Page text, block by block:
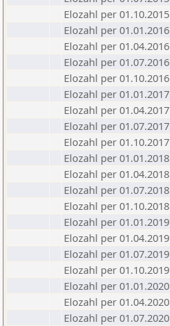
Elozahl per 01.10.2015
Elozahl per 01.01.2016
Elozahl per 01.04.2016
Elozahl per 01.07.2016
Elozahl per 01.10.2016
Elozahl per 01.01.2017
Elozahl per 01.04.2017
Elozahl per 01.07.2017
Elozahl per 01.10.2017
Elozahl per 01.01.2018
Elozahl per 01.04.2018
Elozahl per 01.07.2018
Elozahl per 01.10.2018
Elozahl per 01.01.2019
Elozahl per 01.04.2019
Elozahl per 01.07.2019
Elozahl per 01.10.2019
Elozahl per 01.01.2020
Elozahl per 01.04.2020
Elozahl per 01.07.2020